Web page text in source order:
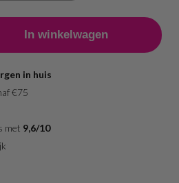
in huis
€75
met 9,6/10